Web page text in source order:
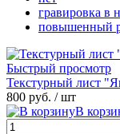
гравировка в
повышенный
Быстрый просмотр
Текстурный лист
800 руб. / шт
В